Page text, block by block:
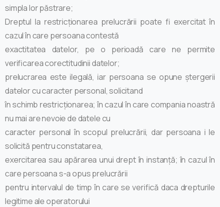
simpla lor păstrare;
Dreptul la restricționarea prelucrării poate fi exercitat în
cazul în care persoana contestă
exactitatea datelor, pe o perioadă care ne permite
verificarea corectitudinii datelor;
prelucrarea este ilegală, iar persoana se opune ștergerii
datelor cu caracter personal, solicitand
în schimb restricționarea; în cazul în care compania noastră
nu mai are nevoie de datele cu
caracter personal în scopul prelucrării, dar persoana i le
solicită pentru constatarea,
exercitarea sau apărarea unui drept în instanță; în cazul în
care persoana s-a opus prelucrării
pentru intervalul de timp în care se verifică daca drepturile
legitime ale operatorului